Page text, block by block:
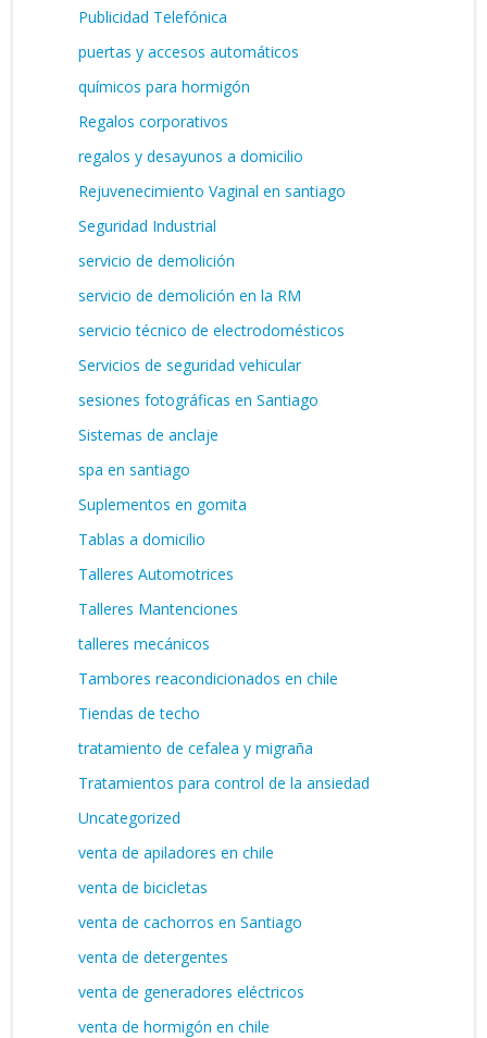
Publicidad Telefónica
puertas y accesos automáticos
químicos para hormigón
Regalos corporativos
regalos y desayunos a domicilio
Rejuvenecimiento Vaginal en santiago
Seguridad Industrial
servicio de demolición
servicio de demolición en la RM
servicio técnico de electrodomésticos
Servicios de seguridad vehicular
sesiones fotográficas en Santiago
Sistemas de anclaje
spa en santiago
Suplementos en gomita
Tablas a domicilio
Talleres Automotrices
Talleres Mantenciones
talleres mecánicos
Tambores reacondicionados en chile
Tiendas de techo
tratamiento de cefalea y migraña
Tratamientos para control de la ansiedad
Uncategorized
venta de apiladores en chile
venta de bicicletas
venta de cachorros en Santiago
venta de detergentes
venta de generadores eléctricos
venta de hormigón en chile